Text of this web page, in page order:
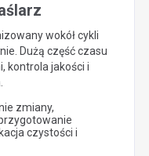
wokół cykli
Dużą część czasu
kontrola jakości i
zmiany,
czystości i